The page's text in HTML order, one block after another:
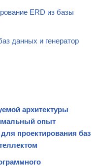
ERD из базы
данных и генератор
архитектуры
опыт
проектирования баз